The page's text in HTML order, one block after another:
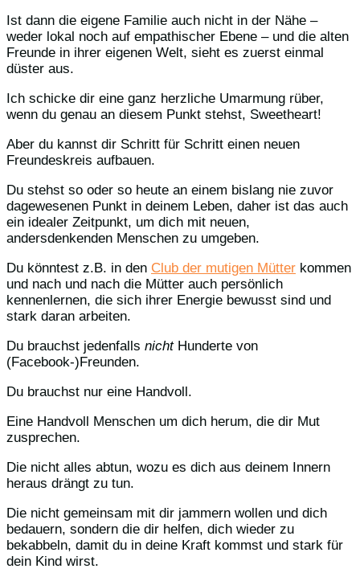
Ist dann die eigene Familie auch nicht in der Nähe –
weder lokal noch auf empathischer Ebene – und die alten
Freunde in ihrer eigenen Welt, sieht es zuerst einmal
düster aus.
Ich schicke dir eine ganz herzliche Umarmung rüber,
wenn du genau an diesem Punkt stehst, Sweetheart!
Aber du kannst dir Schritt für Schritt einen neuen
Freundeskreis aufbauen.
Du stehst so oder so heute an einem bislang nie zuvor
dagewesenen Punkt in deinem Leben, daher ist das auch
ein idealer Zeitpunkt, um dich mit neuen,
andersdenkenden Menschen zu umgeben.
Du könntest z.B. in den Club der mutigen Mütter kommen
und nach und nach die Mütter auch persönlich
kennenlernen, die sich ihrer Energie bewusst sind und
stark daran arbeiten.
Du brauchst jedenfalls nichtHunderte von
(Facebook-)Freunden.
Du brauchst nur eine Handvoll.
Eine Handvoll Menschen um dich herum, die dir Mut
zusprechen.
Die nicht alles abtun, wozu es dich aus deinem Innern
heraus drängt zu tun.
Die nicht gemeinsam mit dir jammern wollen und dich
bedauern, sondern die dir helfen, dich wieder zu
bekabbeln, damit du in deine Kraft kommst und stark für
dein Kind wirst.